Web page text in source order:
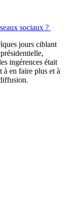
sociaux ?
jours ciblant
ingérences était
à en faire plus et à